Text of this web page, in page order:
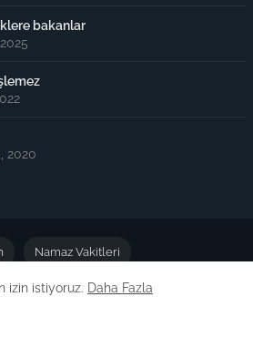
bakanlar
2020
Namaz Vakitleri
izin istiyoruz. Daha Fazla